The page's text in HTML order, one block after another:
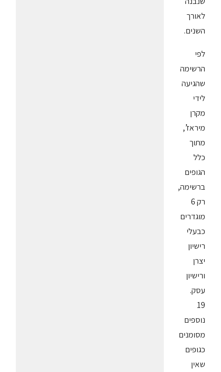
לאורך
השנים.
לפי
הרשימה
שהגיעה
לידי
מקרן
מיראז’,
מתוך
כלל
הגופים
ברשימה,
רק 6
מוגדרים
כבעלי
רישיון
יצרן
ורישיון
עסק.
19
נוספים
מסומנים
כגופים
שאין